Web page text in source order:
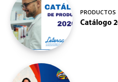
PRODUCTOS
Catálogo